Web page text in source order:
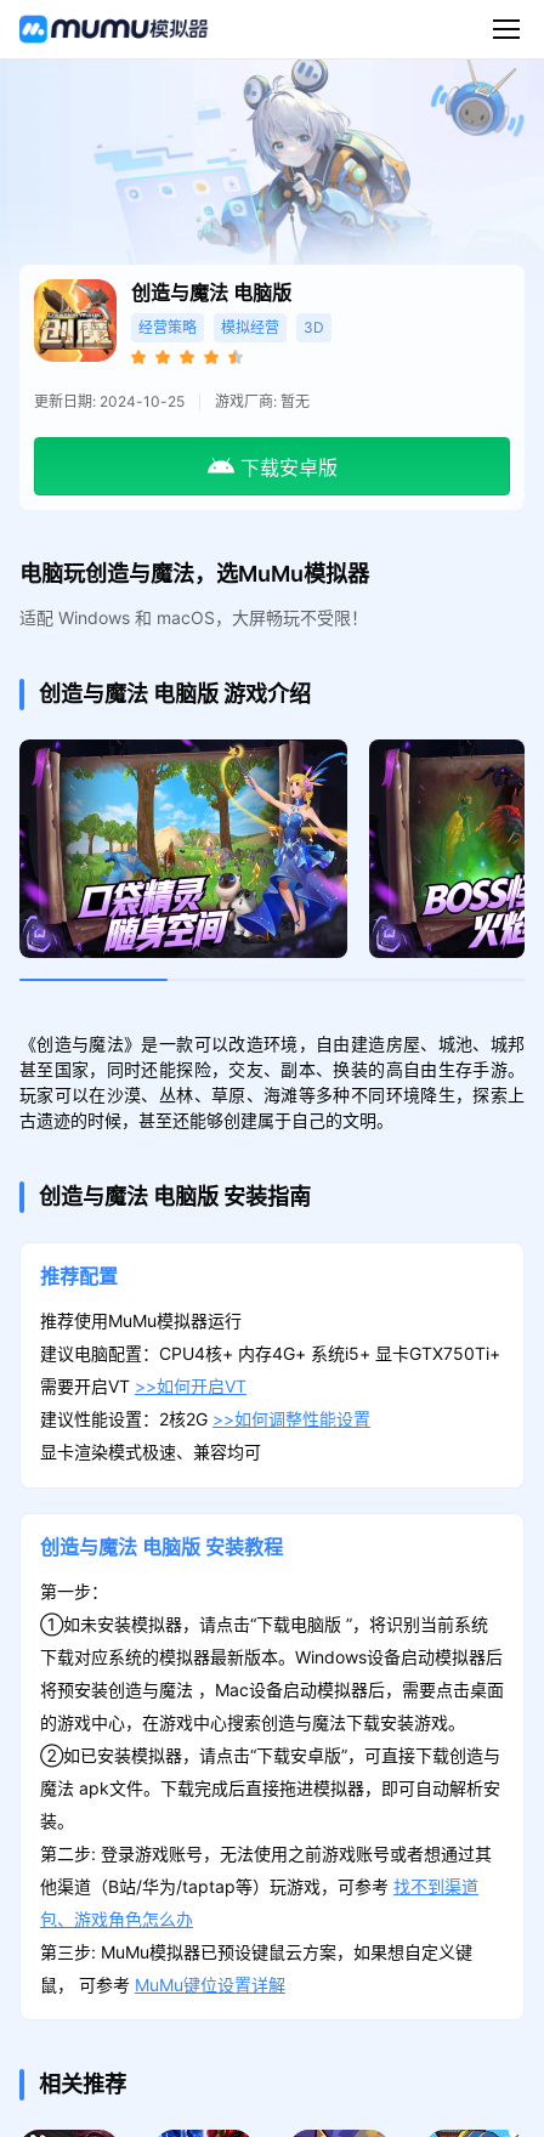
创造与魔法 电脑版
经营策略 模拟经营 3D
更新日期: 2024-10-25 游戏厂商: 暂无
下载安卓版
电脑玩创造与魔法，选MuMu模拟器
适配 Windows 和 macOS，大屏畅玩不受限！
创造与魔法 电脑版游戏介绍
《创造与魔法》是一款可以改造环境，自由建造房屋、城池、城邦
甚至国家，同时还能探险，交友、副本、换装的高自由生存手游。
玩家可以在沙漠、丛林、草原、海滩等多种不同环境降生，探索上
古遗迹的时候，甚至还能够创建属于自己的文明。
创造与魔法 电脑版 安装指南
推荐配置
推荐使用MuMu模拟器运行
建议电脑配置：CPU4核+ 内存4G+ 系统i5+ 显卡GTX750Ti+
需要开启VT >>如何开启VT
建议性能设置：2核2G >>如何调整性能设置
显卡渲染模式极速、兼容均可
创造与魔法 电脑版 安装教程
第一步：
①如未安装模拟器，请点击“下载电脑版 ”，将识别当前系统
下载对应系统的模拟器最新版本。Windows设备启动模拟器后
将预安装创造与魔法 ，Mac设备启动模拟器后，需要点击桌面
的游戏中心，在游戏中心搜索创造与魔法下载安装游戏。
②如已安装模拟器，请点击“下载安卓版”，可直接下载创造与
魔法 apk文件。下载完成后直接拖进模拟器，即可自动解析安
装。
第二步: 登录游戏账号，无法使用之前游戏账号或者想通过其
他渠道（B站/华为/taptap等）玩游戏，可参考 找不到渠道
包、游戏角色怎么办
第三步: MuMu模拟器已预设键鼠云方案，如果想自定义键
鼠， 可参考 MuMu键位设置详解
相关推荐